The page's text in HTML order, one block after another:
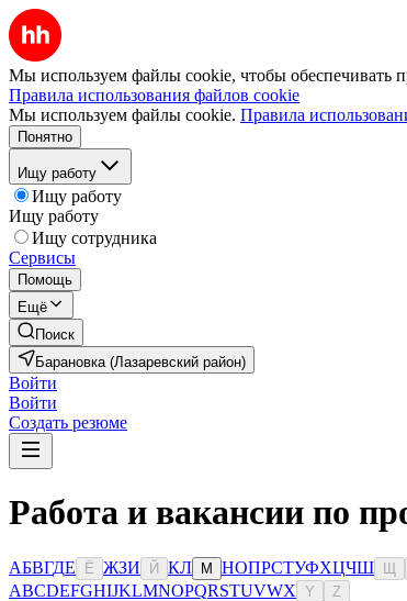
Мы используем файлы cookie, чтобы обеспечивать
Правила использования файлов cookie
Мы используем файлы cookie. Правила
Понятно
Ищу работу
Ищу работу
Ищу работу
Ищу сотрудника
Сервисы
Помощь
Ещё
Поиск
Барановка (Лазаревский район)
Войти
Войти
Создать резюме
Работа и вакансии по
АБВГДЕ Ё ЖЗИ Й КЛ М НОПРСТУФХЦЧШ
ABCDEFGHIJKLMNOPQRSTUVWX Y Z